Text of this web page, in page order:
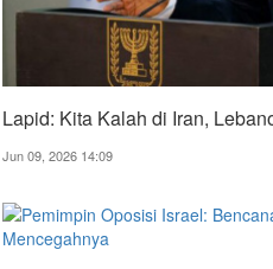
Lapid: Kita Kalah di Iran,
Jun 09, 2026 14:09